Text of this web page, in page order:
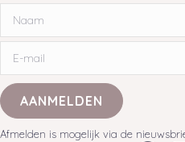
AANMELDEN
Afmelden is mogelijk via de